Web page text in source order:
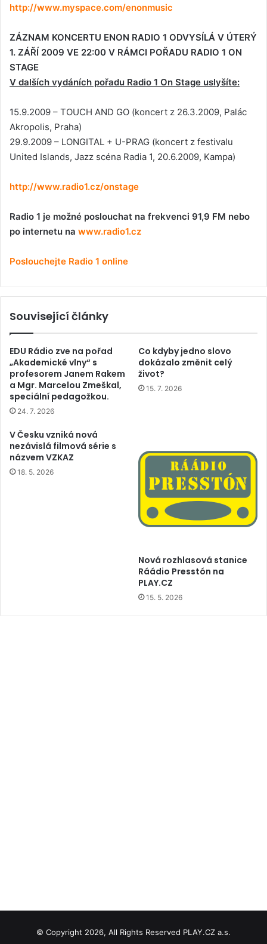
http://www.myspace.com/enonmusic
ZÁZNAM KONCERTU ENON RADIO 1 ODVYSÍLÁ V ÚTERÝ
1. ZÁŘÍ 2009 VE 22:00 V RÁMCI POŘADU RADIO 1 ON
STAGE
V dalších vydáních pořadu Radio 1 On Stage uslyšíte:
15.9.2009 – TOUCH AND GO (koncert z 26.3.2009, Palác
Akropolis, Praha)
29.9.2009 – LONGITAL + U-PRAG (koncert z festivalu
United Islands, Jazz scéna Radia 1, 20.6.2009, Kampa)
http://www.radio1.cz/onstage
Radio 1 je možné poslouchat na frekvenci 91,9 FM nebo
po internetu na www.radio1.cz
Poslouchejte Radio 1 online
Související články
EDU Rádio zve na pořad
„Akademické vlny“ s
profesorem Janem Rakem
a Mgr. Marcelou Zmeškal,
speciální pedagožkou.
24. 7. 2026
Co kdyby jedno slovo
dokázalo změnit celý
život?
15. 7. 2026
V Česku vzniká nová
nezávislá filmová série s
názvem VZKAZ
18. 5. 2026
Nová rozhlasová stanice
Ráádio Presstón na
PLAY.CZ
15. 5. 2026
© Copyright 2026, All Rights Reserved PLAY.CZ a.s.